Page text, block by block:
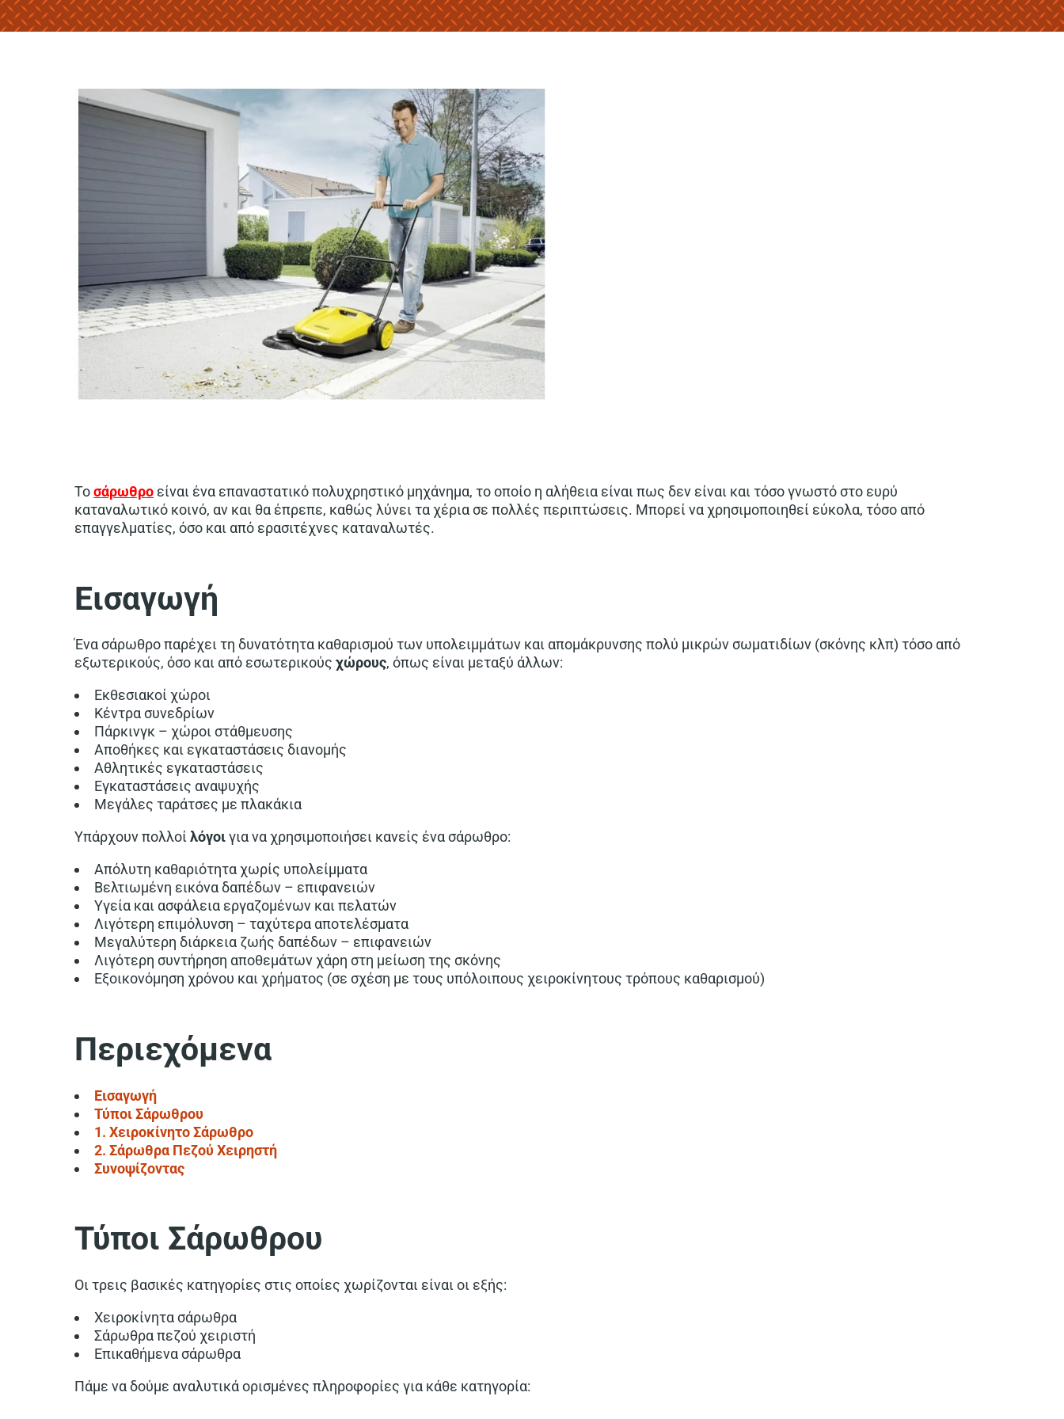
Τοσάρωθρο είναι ένα επαναστατικό πολυχρηστικό μηχάνημα, το οποίο η αλήθεια είναι πως δεν είναι και τόσο γνωστό στο ευρύ
καταναλωτικό κοινό, αν και θα έπρεπε, καθώς λύνει τα χέρια σε πολλές περιπτώσεις. Μπορεί να χρησιμοποιηθεί εύκολα, τόσο από
επαγγελματίες, όσο και από ερασιτέχνες καταναλωτές.
Εισαγωγή
Ένα σάρωθρο παρέχει τη δυνατότητα καθαρισμού των υπολειμμάτων και απομάκρυνσης πολύ μικρών σωματιδίων (σκόνης κλπ) τόσο από
εξωτερικούς, όσο και από εσωτερικούςχώρους, όπως είναι μεταξύ άλλων:
Εκθεσιακοί χώροι
Κέντρα συνεδρίων
Πάρκινγκ – χώροι στάθμευσης
Αποθήκες και εγκαταστάσεις διανομής
Αθλητικές εγκαταστάσεις
Εγκαταστάσεις αναψυχής
Μεγάλες ταράτσες με πλακάκια
Υπάρχουν πολλοίλόγοιγια να χρησιμοποιήσει κανείς ένα σάρωθρο:
Απόλυτη καθαριότητα χωρίς υπολείμματα
Βελτιωμένη εικόνα δαπέδων – επιφανειών
Υγεία και ασφάλεια εργαζομένων και πελατών
Λιγότερη επιμόλυνση – ταχύτερα αποτελέσματα
Μεγαλύτερη διάρκεια ζωής δαπέδων – επιφανειών
Λιγότερη συντήρηση αποθεμάτων χάρη στη μείωση της σκόνης​
Εξοικονόμηση χρόνου και χρήματος (σε σχέση με τους υπόλοιπους χειροκίνητους τρόπους καθαρισμού)
Περιεχόμενα
Εισαγωγή
Τύποι Σάρωθρου
1. Χειροκίνητο Σάρωθρο
2. Σάρωθρα Πεζού Χειρηστή
Συνοψίζοντας
Τύποι Σάρωθρου
Οι τρεις βασικές κατηγορίες στις οποίες χωρίζονται είναι οι εξής:
Χειροκίνητα σάρωθρα
Σάρωθρα πεζού χειριστή
Επικαθήμενα σάρωθρα
Πάμε να δούμε αναλυτικά ορισμένες πληροφορίες για κάθε κατηγορία: